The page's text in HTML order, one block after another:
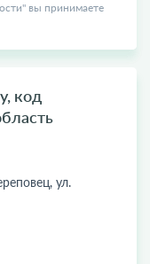
вы принимаете
код
ул.